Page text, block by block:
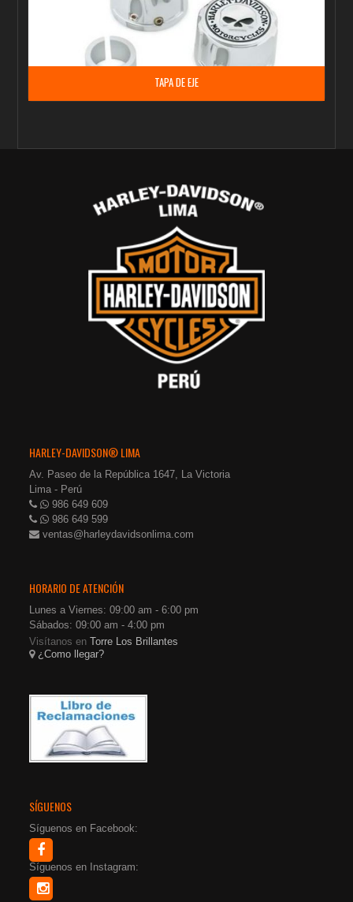
TAPA DE EJE
HARLEY-DAVIDSON® LIMA
Av. Paseo de la República 1647, La Victoria
Lima - Perú
986 649 609
986 649 599
ventas@harleydavidsonlima.com
HORARIO DE ATENCIÓN
Lunes a Viernes: 09:00 am - 6:00 pm
Sábados: 09:00 am - 4:00 pm
Visítanos enTorre Los Brillantes
¿Como llegar?
SÍGUENOS
Síguenos en Facebook:
Síguenos en Instagram: